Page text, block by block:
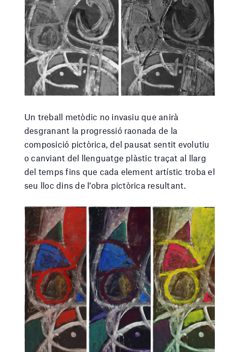
Un treball metòdic no invasiu que anirà
desgranant la progressió raonada de la
composició pictòrica, del pausat sentit evolutiu
o canviant del llenguatge plàstic traçat al llarg
del temps fins que cada element artístic troba el
seu lloc dins de l’obra pictòrica resultant.